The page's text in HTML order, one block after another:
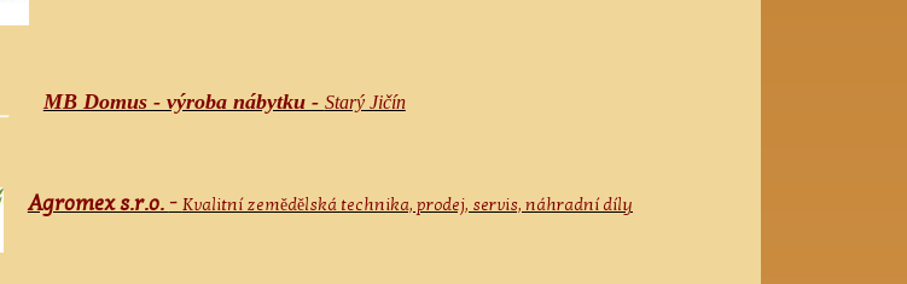
MB Domus - výroba nábytku - Starý Jičín
Agromex s.r.o. - Kvalitní zemědělská technika, prodej, servis, náhradní díly